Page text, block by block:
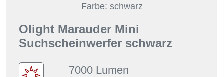
Farbe: schwarz
Olight Marauder Mini
Suchscheinwerfer schwarz
7000 Lumen